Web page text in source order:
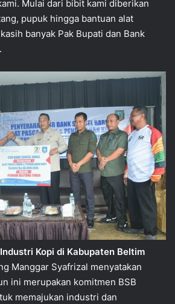
Mulai dari bibit kami diberikan
pupuk hingga bantuan alat
banyak Pak Bupati dan Bank
Kopi di Kabupaten Beltim
Manggar Syafrizal menyatakan
ini merupakan komitmen BSB
memajukan industri dan